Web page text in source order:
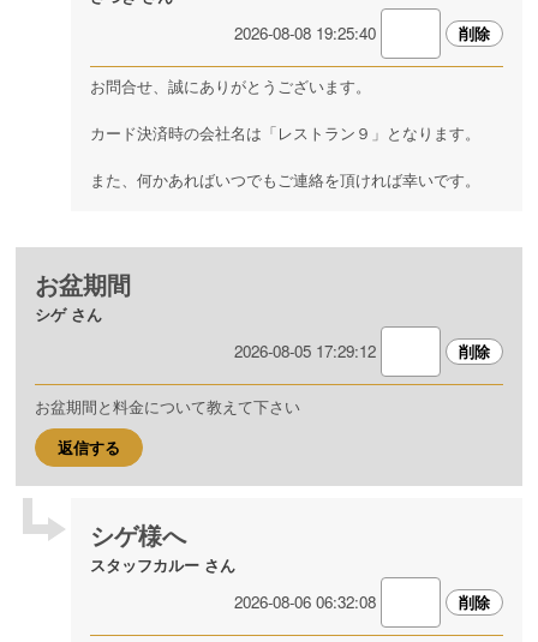
2026-08-08 19:25:40
お問合せ、誠にありがとうございます。
カード決済時の会社名は「レストラン９」となります。
また、何かあればいつでもご連絡を頂ければ幸いです。
お盆期間
シゲ さん
2026-08-05 17:29:12
お盆期間と料金について教えて下さい
返信する
シゲ様へ
スタッフカルー さん
2026-08-06 06:32:08